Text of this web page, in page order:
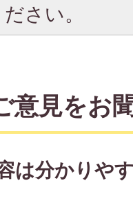
さい。
意見をお
は分かりや